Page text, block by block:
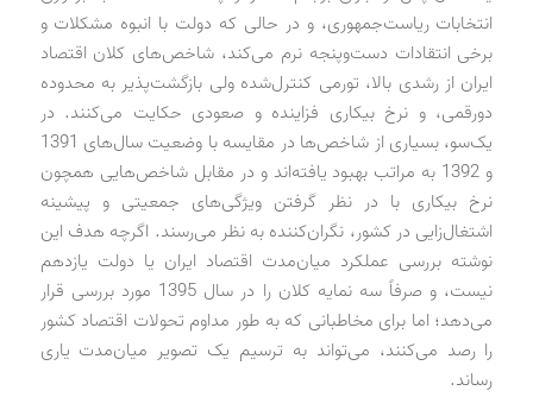
انتخابات ریاست‌جمهوری، و در حالی که دولت با انبوه مشکلات و
برخی انتقادات دست‌وپنجه نرم می‌کند، شاخص‌های کلان اقتصاد
ایران از رشدی بالا، تورمی کنترل‌شده ولی بازگشت‌پذیر به محدوده
دورقمی، و نرخ بیکاری فزاینده و صعودی حکایت می‌کنند. در
یک‌سو، بسیاری از شاخص‌ها در مقایسه با وضعیت سال‌های 1391
و 1392 به مراتب بهبود یافته‌اند و در مقابل شاخص‌هایی همچون
نرخ بیکاری با در نظر گرفتن ویژگی‌های جمعیتی و پیشینه
اشتغال‌زایی در کشور، نگران‌کننده به نظر می‌رسند. اگرچه هدف این
نوشته بررسی عملکرد میان‌مدت اقتصاد ایران یا دولت یازدهم
نیست، و صرفاً سه نمایه کلان را در سال 1395 مورد بررسی قرار
می‌دهد؛ اما برای مخاطبانی که به طور مداوم تحولات اقتصاد کشور
را رصد می‌کنند، می‌تواند به ترسیم یک تصویر میان‌مدت یاری
رساند.